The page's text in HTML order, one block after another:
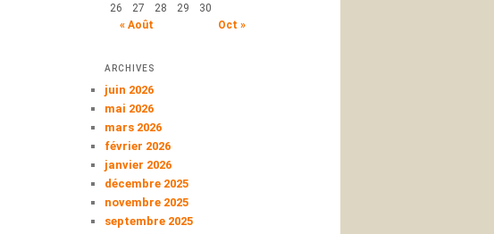
26
27 28 29
30
« Août
Oct »
ARCHIVES
juin 2026
mai 2026
mars 2026
février 2026
janvier 2026
décembre 2025
novembre 2025
septembre 2025